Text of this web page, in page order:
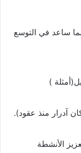
ساعد في التوسع
آدرار منذ عقود).
الأنشطة